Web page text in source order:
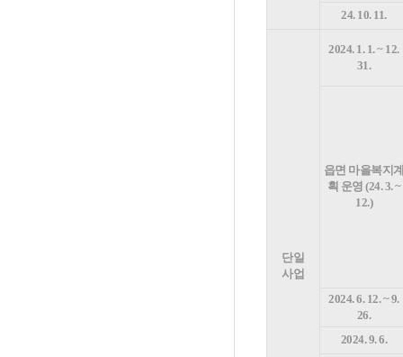
24. 10. 11.
단일
사업
2024. 1. 1. ~ 12.
31.
읍면 마을복지
획 운영 (24. 3. ~
12.)
2024. 6. 12. ~ 9.
26.
2024. 9. 6.